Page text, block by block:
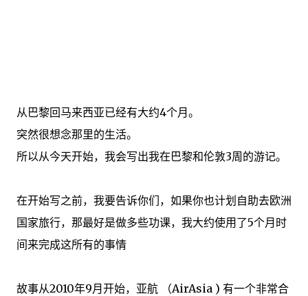
从巴黎回马来西亚已经有大约4个月 。
突然很想念那里的生活。
所以从今天开始， 我会写出我在巴黎和伦敦3周的游记。
在开始写之前， 我要告诉你们 ， 如果你也计划自助去欧洲
国家旅行，那最好是做多些功课，我大约使用了5个月时
间来完成这所有的事情
故事从2010年9月开始，亚航 （AirAsia ) 有一个非常合